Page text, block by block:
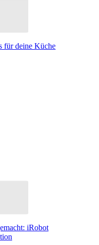
für deine Küche
iRobot